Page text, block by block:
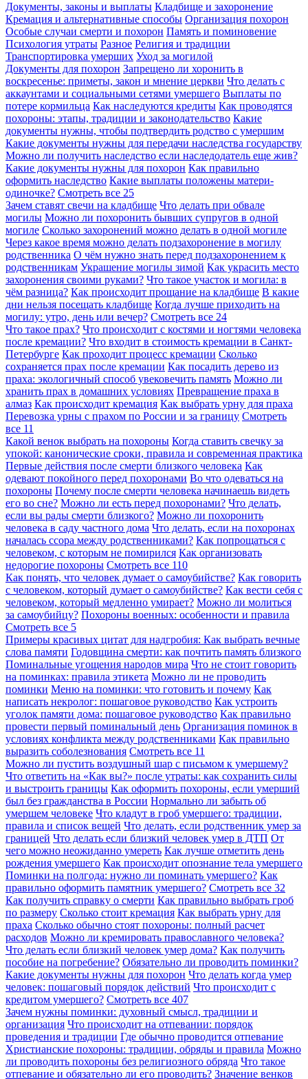
Документы, законы и выплаты Кладбище и захоронение
Кремация и альтернативные способы Организация похорон
Особые случаи смерти и похорон Память и поминовение
Психология утраты Разное Религия и традиции
Транспортировка умерших Уход за могилой
Документы для похорон Запрещено ли хоронить в
воскресенье: приметы, закон и мнение церкви Что делать с
аккаунтами и социальными сетями умершего Выплаты по
потере кормильца Как наследуются кредиты Как проводятся
похороны: этапы, традиции и законодательство Какие
документы нужны, чтобы подтвердить родство с умершим
Какие документы нужны для передачи наследства государству
Можно ли получить наследство если наследодатель еще жив?
Какие документы нужны для похорон Как правильно
оформить наследство Какие выплаты положены матери-
одиночке? Смотреть все 25
Зачем ставят свечи на кладбище Что делать при обвале
могилы Можно ли похоронить бывших супругов в одной
могиле Сколько захоронений можно делать в одной могиле
Через какое время можно делать подзахоронение в могилу
родственника О чём нужно знать перед подзахоронением к
родственникам Украшение могилы зимой Как украсить место
захоронения своими руками? Что такое участок и могила: в
чём разница? Как происходит прощание на кладбище В какие
дни нельзя посещать кладбище Когда лучше приходить на
могилу: утро, день или вечер? Смотреть все 24
Что такое прах? Что происходит с костями и ногтями человека
после кремации? Что входит в стоимость кремации в Санкт-
Петербурге Как проходит процесс кремации Сколько
сохраняется прах после кремации Как посадить дерево из
праха: экологичный способ увековечить память Можно ли
хранить прах в домашних условиях Превращение праха в
алмаз Как происходит кремация Как выбрать урну для праха
Перевозка урны с прахом по России и за границу Смотреть
все 11
Какой венок выбрать на похороны Когда ставить свечку за
упокой: канонические сроки, правила и современная практика
Первые действия после смерти близкого человека Как
одевают покойного перед похоронами Во что одеваться на
похороны Почему после смерти человека начинаешь видеть
его во сне? Можно ли есть перед похоронами? Что делать,
если вы рады смерти близкого? Можно ли похоронить
человека в саду частного дома Что делать, если на похоронах
началась ссора между родственниками? Как попрощаться с
человеком, с которым не помирился Как организовать
недорогие похороны Смотреть все 110
Как понять, что человек думает о самоубийстве? Как говорить
с человеком, который думает о самоубийстве? Как вести себя с
человеком, который медленно умирает? Можно ли молиться
за самоубийцу? Похороны военных: особенности и правила
Смотреть все 5
Примеры красивых цитат для надгробия: Как выбрать вечные
слова памяти Годовщина смерти: как почтить память близкого
Поминальные угощения народов мира Что не стоит говорить
на поминках: правила этикета Можно ли не проводить
поминки Меню на поминки: что готовить и почему Как
написать некролог: пошаговое руководство Как устроить
уголок памяти дома: пошаговое руководство Как правильно
провести первый поминальный день Организация поминок в
условиях конфликта между родственниками Как правильно
выразить соболезнования Смотреть все 11
Можно ли пустить воздушный шар с письмом к умершему?
Что ответить на «Как вы?» после утраты: как сохранить силы
и выстроить границы Как оформить похороны, если умерший
был без гражданства в России Нормально ли забыть об
умершем человеке Что кладут в гроб умершего: традиции,
правила и список вещей Что делать, если родственник умер за
границей Что делать если близкий человек умер в ДТП От
чего можно неожиданно умереть Как лучше отметить день
рождения умершего Как происходит опознание тела умершего
Поминки на полгода: нужно ли поминать умершего? Как
правильно оформить памятник умершего? Смотреть все 32
Как получить справку о смерти Как правильно выбрать гроб
по размеру Сколько стоит кремация Как выбрать урну для
праха Сколько обычно стоят похороны: полный расчет
расходов Можно ли кремировать православного человека?
Что делать если близкий человек умер дома? Как получить
пособие на погребение? Обязательно ли проводить поминки?
Какие документы нужны для похорон Что делать когда умер
человек: пошаговый порядок действий Что происходит с
кредитом умершего? Смотреть все 407
Зачем нужны поминки: духовный смысл, традиции и
организация Что происходит на отпевании: порядок
проведения и традиции Где обычно проводится отпевание
Христианские похороны: традиции, обряды и правила Можно
ли проводить похороны без религиозного обряда Что такое
отпевание и обязательно ли его проводить? Значение венков